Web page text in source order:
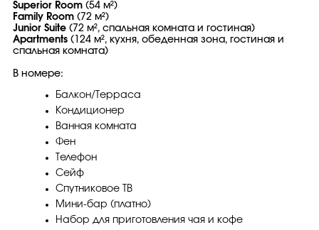
Superior Room (54 м²)
Family Room (72 м²)
Junior Suite (72 м², спальная комната и гостиная)
Apartments (124 м², кухня, обеденная зона, гостиная и
спальная комната)
В номере:
Балкон/Терраса
Кондиционер
Ванная комната
Фен
Телефон
Сейф
Спутниковое ТВ
Мини-бар (платно)
Набор для приготовления чая и кофе